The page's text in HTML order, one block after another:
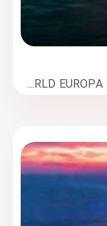
11 روز سفر رویایی با بزرگترین کروز اروپا MSC WORLD EUROPA